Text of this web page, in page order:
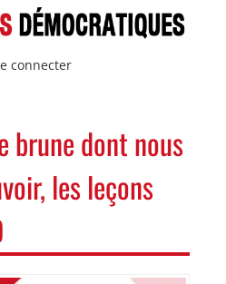
connecter
brune dont nous
les leçons